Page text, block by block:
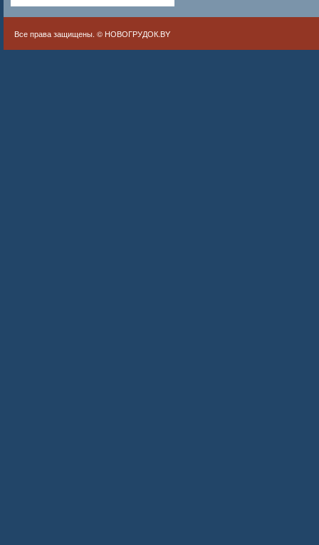
Все права защищены. © НОВОГРУДОК.BY